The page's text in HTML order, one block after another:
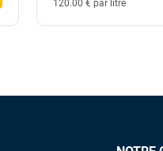
120.00 € par litre